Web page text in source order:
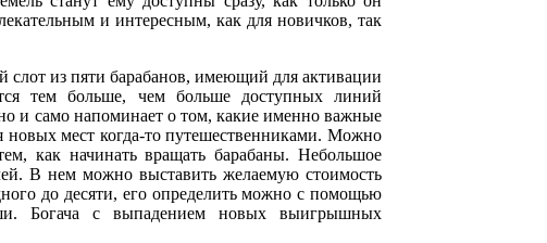
и интересным, как для новичков, так
слот из пяти барабанов, имеющий для активации
тем больше, чем больше доступных линий
и само напоминает о том, какие именно важные
новых мест когда-то путешественниками. Можно
как начинать вращать барабаны. Небольшое
В нем можно выставить желаемую стоимость
до десяти, его определить можно с помощью
Богача с выпадением новых выигрышных